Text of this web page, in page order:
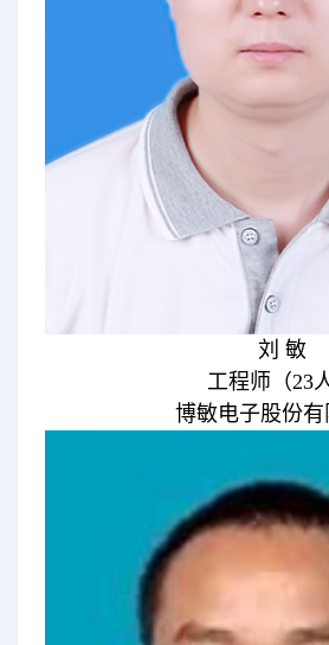
刘 敏
工程师（23
博敏电子股份有